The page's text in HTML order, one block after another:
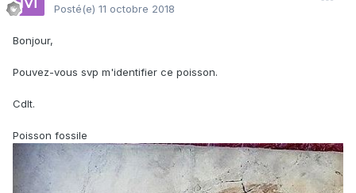
Posté(e) 11 octobre 2018
Bonjour,
Pouvez-vous svp m'identifier ce poisson.
Cdlt.
Poisson fossile